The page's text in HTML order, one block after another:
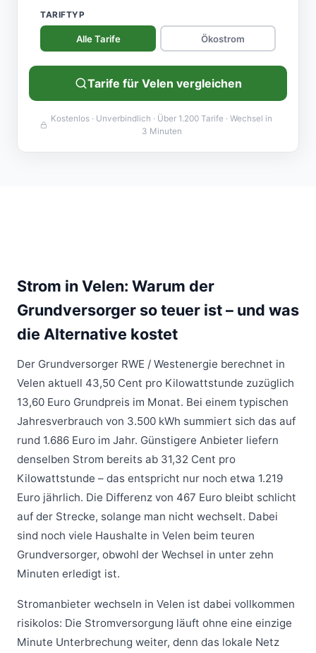
TARIFTYP
Alle Tarife Ökostrom
Tarife für Velen vergleichen
Kostenlos · Unverbindlich · Über 1.200 Tarife · Wechsel in
3 Minuten
Strom in Velen: Warum der
Grundversorger so teuer ist – und was
die Alternative kostet
Der Grundversorger RWE / Westenergie berechnet in
Velen aktuell 43,50 Cent pro Kilowattstunde zuzüglich
13,60 Euro Grundpreis im Monat. Bei einem typischen
Jahresverbrauch von 3.500 kWh summiert sich das auf
rund 1.686 Euro im Jahr. Günstigere Anbieter liefern
denselben Strom bereits ab 31,32 Cent pro
Kilowattstunde – das entspricht nur noch etwa 1.219
Euro jährlich. Die Differenz von 467 Euro bleibt schlicht
auf der Strecke, solange man nicht wechselt. Dabei
sind noch viele Haushalte in Velen beim teuren
Grundversorger, obwohl der Wechsel in unter zehn
Minuten erledigt ist.
Stromanbieter wechseln in Velen ist dabei vollkommen
risikolos: Die Stromversorgung läuft ohne eine einzige
Minute Unterbrechung weiter, denn das lokale Netz